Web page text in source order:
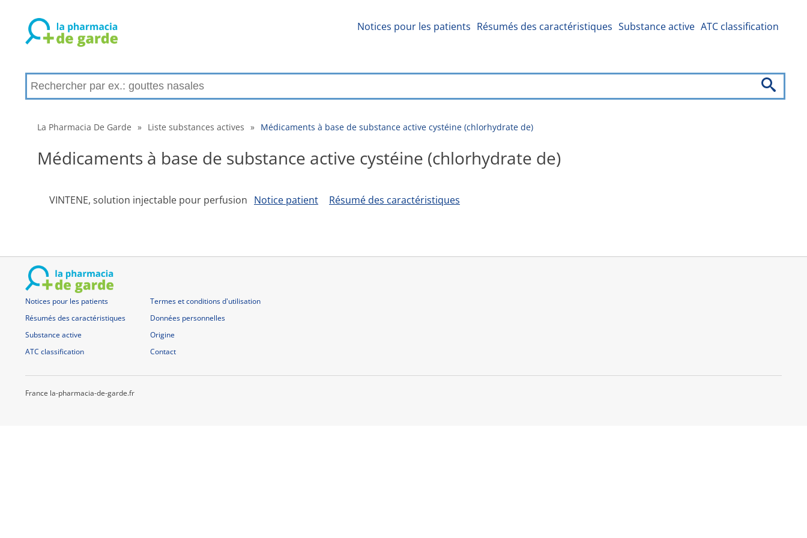
Notices pour les patients Résumés des caractéristiques Substance active ATC classification
La Pharmacia De Garde » Liste substances actives » Médicaments à base de substance active cystéine (chlorhydrate de)
Médicaments à base de substance active cystéine (chlorhydrate de)
VINTENE, solution injectable pour perfusion Notice patient Résumé des caractéristiques
Notices pour les patients
Résumés des caractéristiques
Substance active
ATC classification
Termes et conditions d'utilisation
Données personnelles
Origine
Contact
France la-pharmacia-de-garde.fr